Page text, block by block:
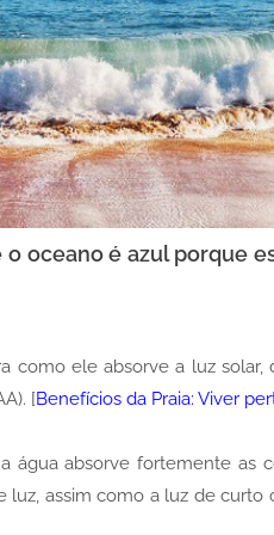
oceano é azul porque
como ele absorve a luz
[Benefícios da Praia: Viver
água absorve fortemente
assim como a luz de